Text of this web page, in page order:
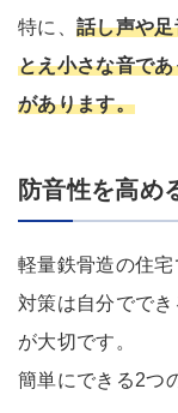
特に、 話し声や
とえ小さな音で
があります。
防音性を高め
軽量鉄骨造の住
対策は自分でで
が大切です。
簡単にできる2つ